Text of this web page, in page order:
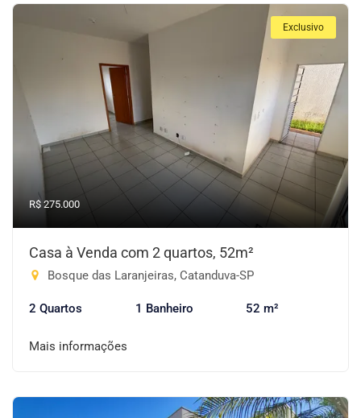
Exclusivo
R$ 275.000
Casa à Venda com 2 quartos, 52m²
Bosque das Laranjeiras, Catanduva-SP
2 Quartos 1 Banheiro 52 m²
Mais informações